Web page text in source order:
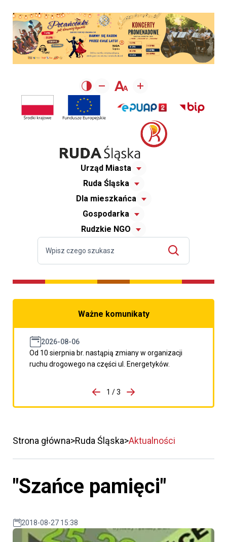
Urząd Miasta
Ruda Śląska
Dla mieszkańca
Gospodarka
Rudzkie NGO
Ważne komunikaty
2026-08-06
Od 10 sierpnia br. nastąpią zmiany w organizacji
ruchu drogowego na części ul. Energetyków.
porzpedniego komunikatu
1 / 3
Przejdź do następnego
Strona główna Ruda Śląska Aktualności
"Szańce pamięci"
2018-08-27 15:38